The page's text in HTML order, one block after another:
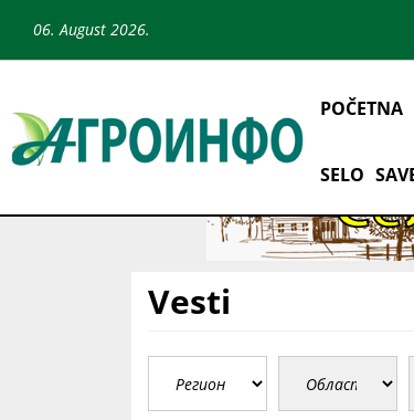
06. August 2026.
POČETNA
SELO
Vesti